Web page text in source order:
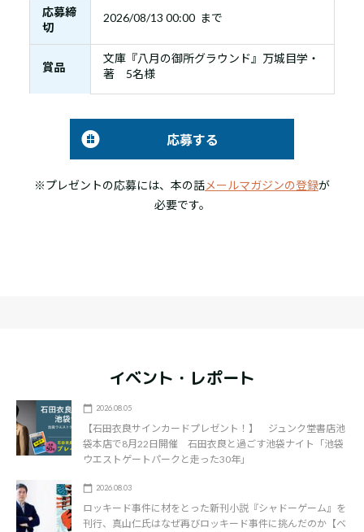
応募締
切
2026/08/13 00:00 まで
賞品
文庫『八月の御所グラウンド』万城目学・
著 5名様
応募する
※プレゼントの応募には、本の話メールマガジンの登録が
必要です。
イベント・レポート
2026.08.05
【石田衣良サインカードプレゼント！】 ジュンク堂書店池
袋本店で8月22日開催 石田衣良と過ごす池袋ナイト「池袋
ウエストゲートパークと走った30年」
2026.08.03
ロッキード事件に材をとった新刊小説『シャドーゲーム』を
刊行、真山仁氏はなぜ再びロッキード事件に挑んだのか【ベ